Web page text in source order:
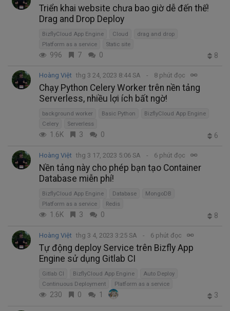
Triển khai website chưa bao giờ dễ đến thế!
Drag and Drop Deploy
BizflyCloud App Engine Cloud
drag and drop
Platform as a service
Static site
996 7 0 8
Hoàng Việt thg 3 24, 2023 8:44 SA 8 phút đọc
Chạy Python Celery Worker trên nền tảng
Serverless, nhiều lợi ích bất ngờ!
background worker Basic Python
BizflyCloud App Engine
Celery
Serverless
1.6K 3 0 6
Hoàng Việt thg 3 17, 2023 5:06 SA 6 phút đọc
Nền tảng này cho phép bạn tạo Container
Database miễn phí!
BizflyCloud App Engine Database
MongoDB
Platform as a service
Redis
1.6K 3 0 8
Hoàng Việt thg 3 4, 2023 3:25 SA 6 phút đọc
Tự động deploy Service trên Bizfly App
Engine sử dụng Gitlab CI
Gitlab CI BizflyCloud App Engine
Auto Deploy
Continuous Deployment
Platform as a service
230 0 1 3